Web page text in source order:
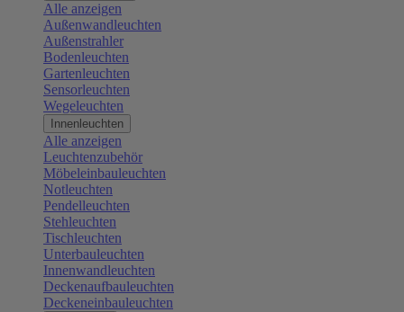
Alle anzeigen
Außenwandleuchten
Außenstrahler
Bodenleuchten
Gartenleuchten
Sensorleuchten
Wegeleuchten
Innenleuchten
Alle anzeigen
Leuchtenzubehör
Möbeleinbauleuchten
Notleuchten
Pendelleuchten
Stehleuchten
Tischleuchten
Unterbauleuchten
Innenwandleuchten
Deckenaufbauleuchten
Deckeneinbauleuchten